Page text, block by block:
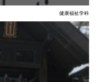
健康福祉学科